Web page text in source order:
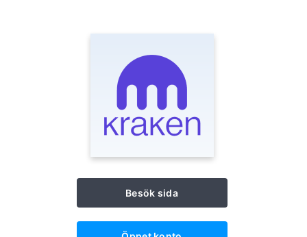
Besök sida